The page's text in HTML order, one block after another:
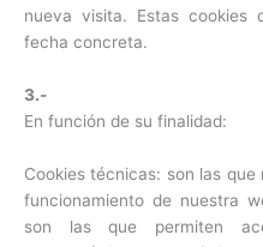
nueva visita. Estas cookies
fecha concreta.
3.-
En función de su finalidad:
Cookies técnicas: son las
funcionamiento de nuestra
son las que permiten